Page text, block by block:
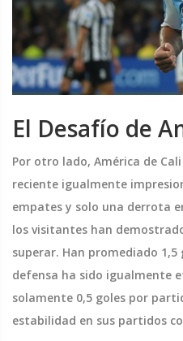
El Desafío de
Por otro lado, América de
reciente igualmente
empates y solo una derrota
los visitantes han
superar. Han promediado
defensa ha sido igualmente
solamente 0,5 goles por
estabilidad en sus partidos